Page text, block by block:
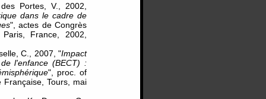
Portes, V., 2002,
dans le cadre de
", actes de Congrès
France, 2002,
C., 2007, "Impact
l'enfance (BECT) :
", proc. of
Tours, mai